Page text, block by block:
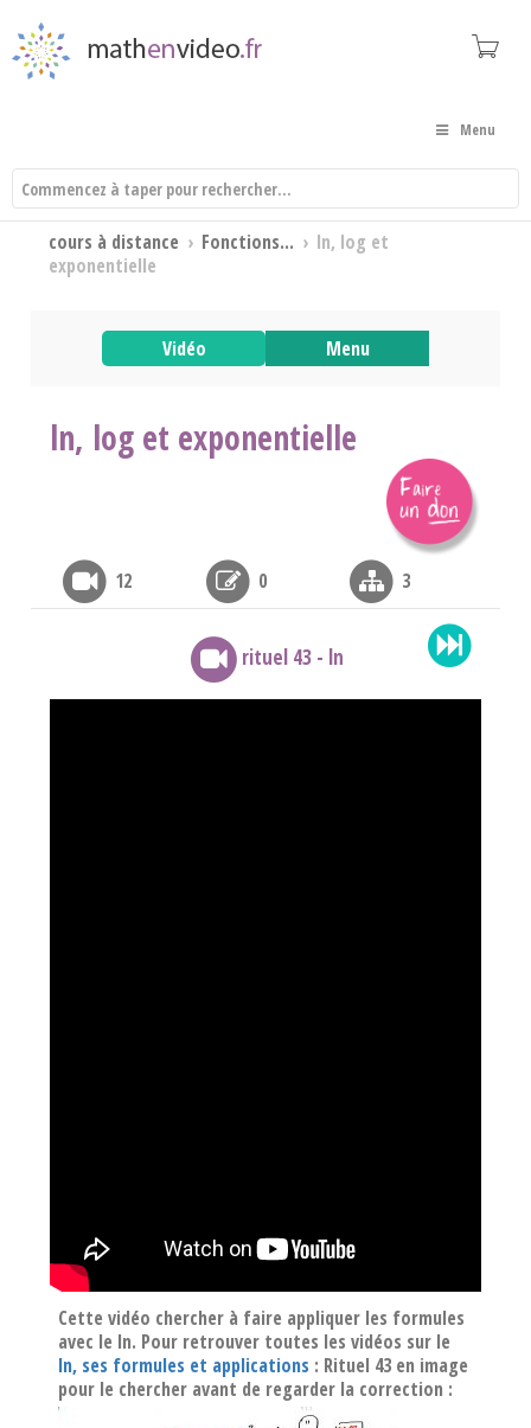
Menu
cours à distance › Fonctions... › ln, log et
exponentielle
Vidéo Menu
ln, log et exponentielle
12 0 3
rituel 43 - ln
Cette vidéo chercher à faire appliquer les formules
avec le ln. Pour retrouver toutes les vidéos sur le
ln, ses formules et applications : Rituel 43 en image
pour le chercher avant de regarder la correction :